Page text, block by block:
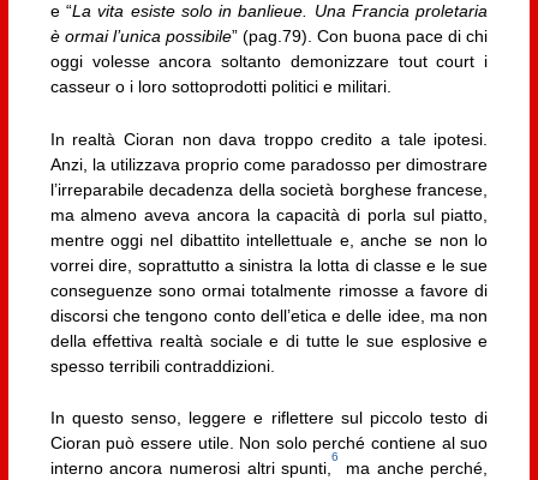
e “La vita esiste solo in banlieue. Una Francia proletaria
è ormai l’unica possibile” (pag.79). Con buona pace di chi
oggi volesse ancora soltanto demonizzare tout court i
casseur o i loro sottoprodotti politici e militari.
In realtà Cioran non dava troppo credito a tale ipotesi.
Anzi, la utilizzava proprio come paradosso per dimostrare
l’irreparabile decadenza della società borghese francese,
ma almeno aveva ancora la capacità di porla sul piatto,
mentre oggi nel dibattito intellettuale e, anche se non lo
vorrei dire, soprattutto a sinistra la lotta di classe e le sue
conseguenze sono ormai totalmente rimosse a favore di
discorsi che tengono conto dell’etica e delle idee, ma non
della effettiva realtà sociale e di tutte le sue esplosive e
spesso terribili contraddizioni.
In questo senso, leggere e riflettere sul piccolo testo di
Cioran può essere utile. Non solo perché contiene al suo
interno ancora numerosi altri spunti,
6
ma anche perché,